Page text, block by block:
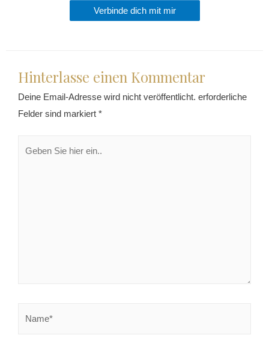
Verbinde dich mit mir
Hinterlasse einen Kommentar
Deine Email-Adresse wird nicht veröffentlicht. erforderliche
Felder sind markiert *